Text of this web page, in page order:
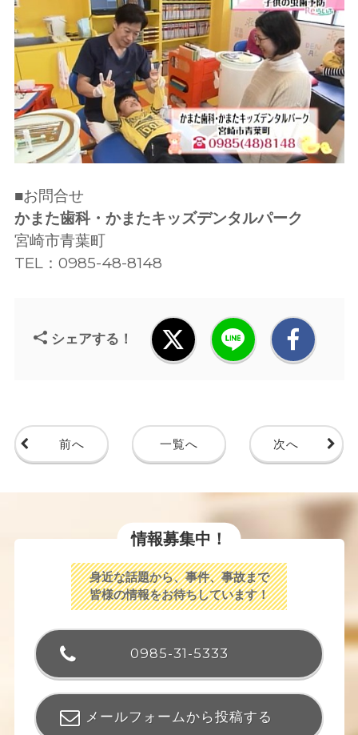
■お問合せ
かまた歯科・かまたキッズデンタルパーク
宮崎市青葉町
TEL：0985-48-8148
シェアする！
前へ 一覧へ 次へ
情報募集中！
身近な話題から、事件、事故まで
皆様の情報をお待ちしています！
0985-31-5333
メールフォームから投稿する